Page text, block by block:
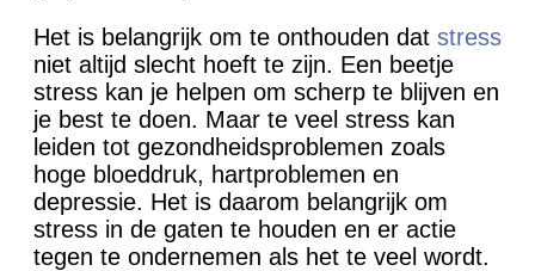
Het is belangrijk om te onthouden dat stress
niet altijd slecht hoeft te zijn. Een beetje
stress kan je helpen om scherp te blijven en
je best te doen. Maar te veel stress kan
leiden tot gezondheidsproblemen zoals
hoge bloeddruk, hartproblemen en
depressie. Het is daarom belangrijk om
stress in de gaten te houden en er actie
tegen te ondernemen als het te veel wordt.